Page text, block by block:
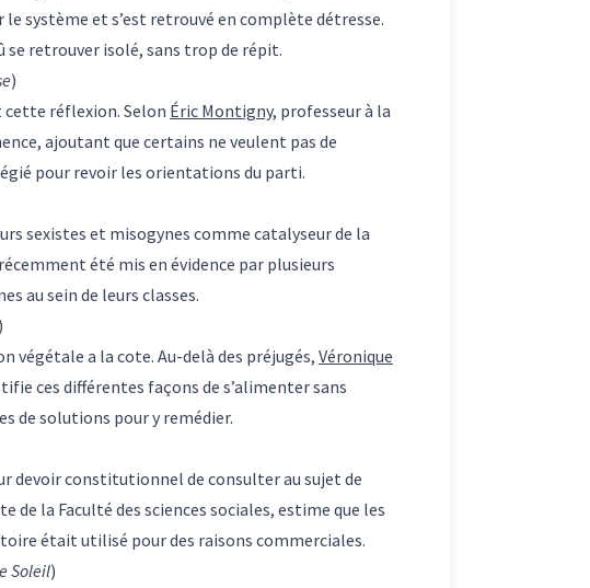
système et s’est retrouvé en complète détresse.
se retrouver isolé, sans trop de répit.
)
cette réflexion. Selon Éric Montigny, professeur à la
ajoutant que certains ne veulent pas de
pour revoir les orientations du parti.
sexistes et misogynes comme catalyseur de la
été mis en évidence par plusieurs
au sein de leurs classes.
végétale a la cote. Au-delà des préjugés, Véronique
ces différentes façons de s’alimenter sans
de solutions pour y remédier.
devoir constitutionnel de consulter au sujet de
de la Faculté des sciences sociales, estime que les
était utilisé pour des raisons commerciales.
Soleil)